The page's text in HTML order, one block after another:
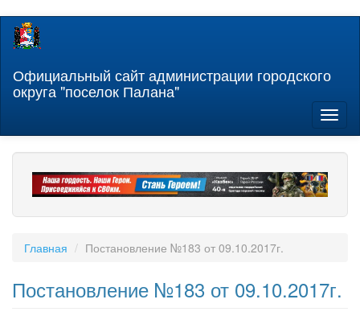
Перейти
содержанию
Официальный сайт администрации городского
округа "поселок Палана"
Главная Постановление №183 от 09.10.2017г.
Постановление №183 от 09.10.2017г.